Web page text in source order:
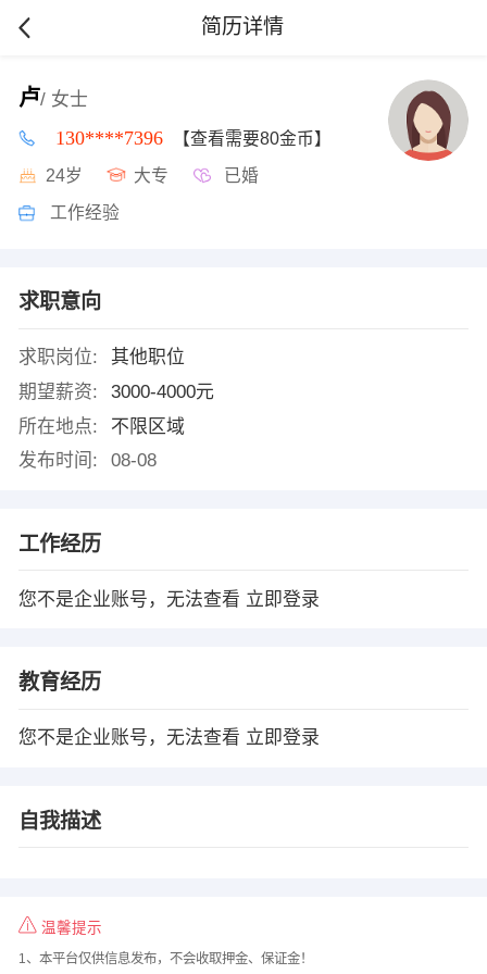
简历详情
卢/ 女士
130****7396 【查看需要80金币】
24岁 大专 已婚
工作经验
求职意向
求职岗位:
其他职位
期望薪资:
3000-4000元
所在地点:
不限区域
发布时间:
08-08
工作经历
您不是企业账号，无法查看 立即登录
教育经历
您不是企业账号，无法查看 立即登录
自我描述
温馨提示
1、本平台仅供信息发布，不会收取押金、保证金！